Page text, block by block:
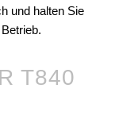
und halten Sie
T840